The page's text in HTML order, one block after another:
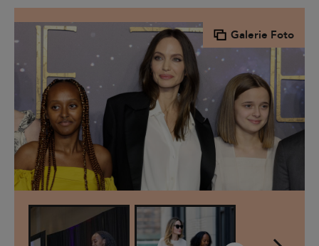
Galerie Foto